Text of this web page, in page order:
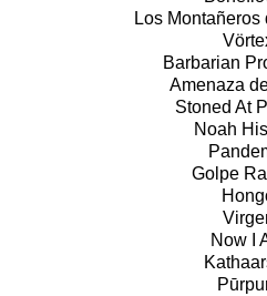
Los
Barbarian
Amenaza
Stoned At
Noah
Golpe
Now I